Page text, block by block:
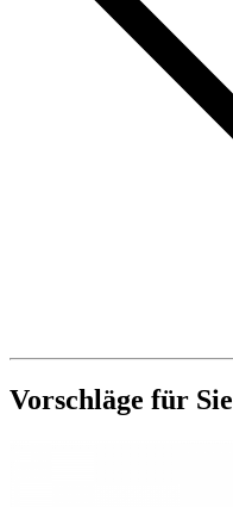
Vorschläge für Sie